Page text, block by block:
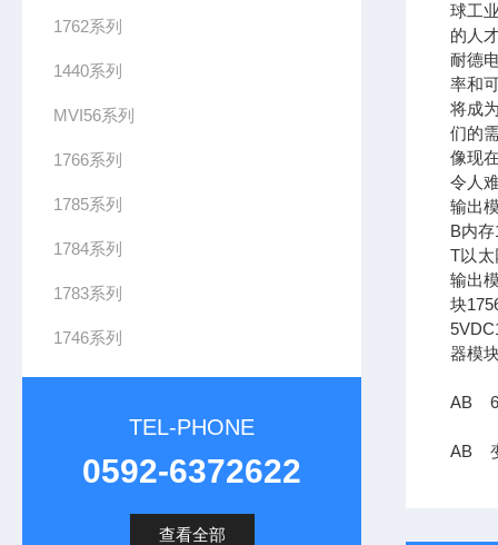
1762系列
1440系列
MVI56系列
1766系列
1785系列
1784系列
1783系列
1746系列
TEL-PHONE
0592-6372622
查看全部
球工
的人
耐德
率和
将成
们的
像现
令人
输出
B内
T以太
输出
块
器模
AB 6
AB